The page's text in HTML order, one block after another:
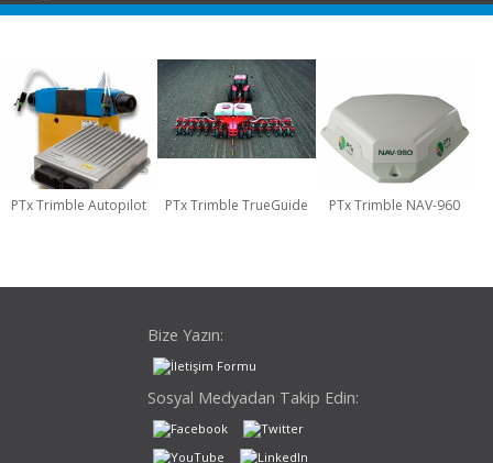
PTx Trimble Autopilot
PTx Trimble TrueGuide
PTx Trimble NAV-960
Bize Yazın:
Sosyal Medyadan Takip Edin: